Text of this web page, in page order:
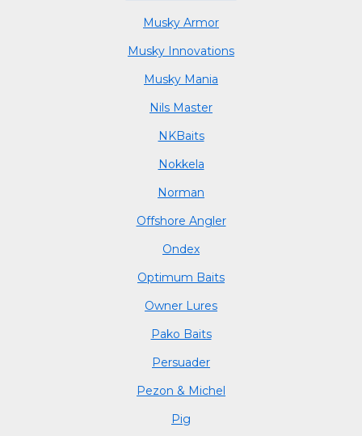
Musky Armor
Musky Innovations
Musky Mania
Nils Master
NKBaits
Nokkela
Norman
Offshore Angler
Ondex
Optimum Baits
Owner Lures
Pako Baits
Persuader
Pezon & Michel
Pig